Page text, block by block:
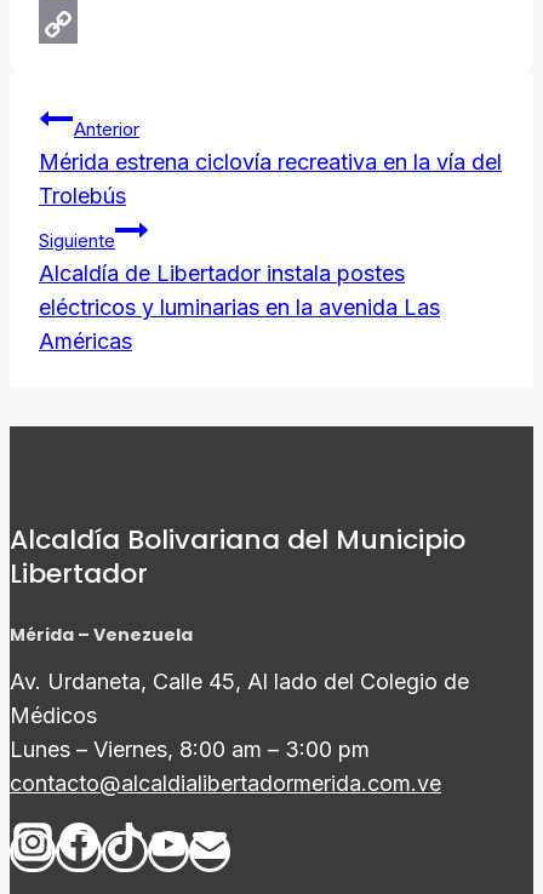
Email
Navegación
de
entradas
Anterior
Mérida estrena ciclovía recreativa en la vía del
Trolebús
Siguiente
Alcaldía de Libertador instala postes
eléctricos y luminarias en la avenida Las
Américas
Alcaldía Bolivariana del Municipio
Libertador
Mérida – Venezuela
Av. Urdaneta, Calle 45, Al lado del Colegio de
Médicos
Lunes – Viernes, 8:00 am – 3:00 pm
contacto@alcaldialibertadormerida.com.ve